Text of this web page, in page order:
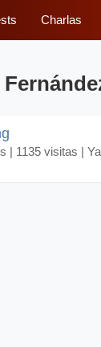
Charlas
| 1135 visitas |